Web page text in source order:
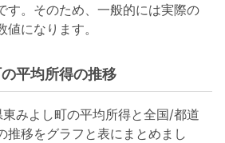
す。そのため、一般的には実際の
になります。
平均所得の推移
みよし町の平均所得と全国/都道
推移をグラフと表にまとめまし